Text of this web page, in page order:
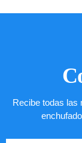
Recibe todas las